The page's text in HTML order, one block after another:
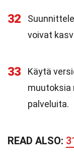
32
voivat
33
Käytä
muutoksia
palveluita.
READ ALSO: